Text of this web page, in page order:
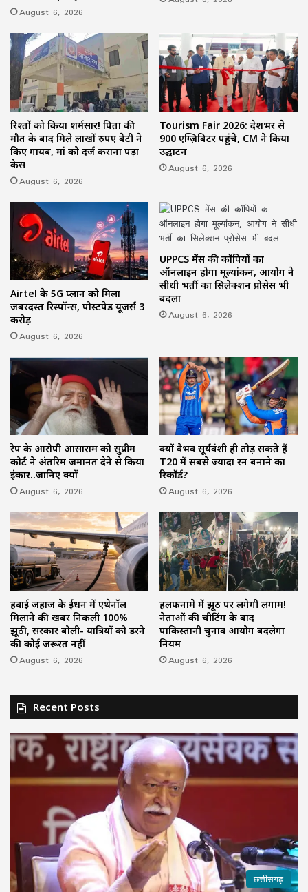
August 6, 2026
रिश्तों को किया शर्मसार! पिता की
मौत के बाद मिले लाखों रुपए बेटी ने
किए गायब, मां को दर्ज कराना पड़ा
केस
August 6, 2026
Tourism Fair 2026: देशभर से
900 एग्ज़िबिटर पहुंचे, CM ने किया
उद्घाटन
August 6, 2026
Airtel के 5G प्लान को मिला
जबरदस्त रिस्पॉन्स, पोस्टपेड यूजर्स 3
करोड़
August 6, 2026
UPPCS मेंस की कॉपियों का
ऑनलाइन होगा मूल्यांकन, आयोग ने
सीधी भर्ती का सिलेक्शन प्रोसेस भी
बदला
August 6, 2026
रेप के आरोपी आसाराम को सुप्रीम
कोर्ट ने अंतरिम जमानत देने से किया
इंकार..जानिए क्यों
August 6, 2026
क्यों वैभव सूर्यवंशी ही तोड़ सकते हैं
T20 में सबसे ज्यादा रन बनाने का
रिकॉर्ड?
August 6, 2026
हवाई जहाज के ईंधन में एथेनॉल
मिलाने की खबर निकली 100%
झूठी, सरकार बोली- यात्रियों को डरने
की कोई जरूरत नहीं
August 6, 2026
हलफनामे में झूठ पर लगेगी लगाम!
नेताओं की चीटिंग के बाद
पाकिस्तानी चुनाव आयोग बदलेगा
नियम
August 6, 2026
Recent Posts
छत्तीसगढ़